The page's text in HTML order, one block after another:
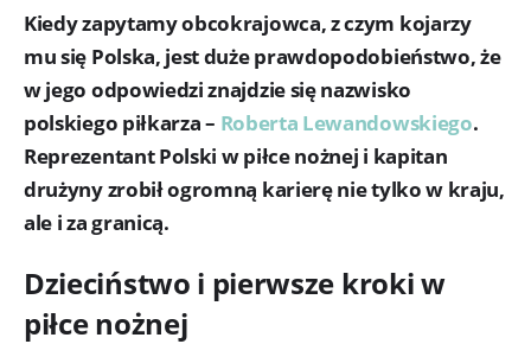
Kiedy zapytamy obcokrajowca, z czym kojarzy
mu się Polska, jest duże prawdopodobieństwo, że
w jego odpowiedzi znajdzie się nazwisko
polskiego piłkarza – Roberta Lewandowskiego.
Reprezentant Polski w piłce nożnej i kapitan
drużyny zrobił ogromną karierę nie tylko w kraju,
ale i za granicą.
Dzieciństwo i pierwsze kroki w
piłce nożnej